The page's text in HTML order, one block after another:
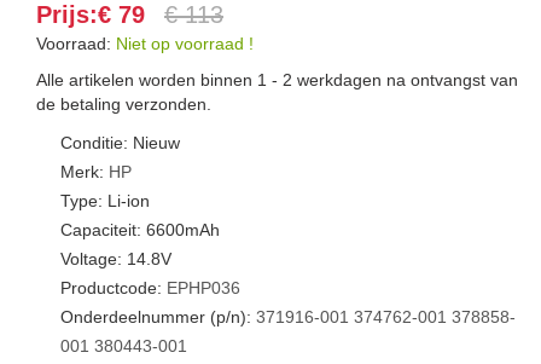
Prijs:€ 79 € 113
Voorraad: Niet op voorraad !
Alle artikelen worden binnen 1 - 2 werkdagen na ontvangst van
de betaling verzonden.
Conditie: Nieuw
Merk: HP
Type: Li-ion
Capaciteit: 6600mAh
Voltage: 14.8V
Productcode: EPHP036
Onderdeelnummer (p/n): 371916-001 374762-001 378858-
001 380443-001